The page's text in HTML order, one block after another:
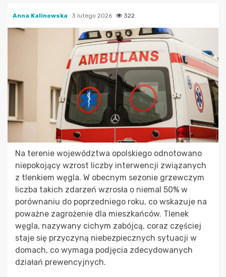
Anna Kalinowska 3 lutego 2026 322
Na terenie województwa opolskiego odnotowano
niepokojący wzrost liczby interwencji związanych
z tlenkiem węgla. W obecnym sezonie grzewczym
liczba takich zdarzeń wzrosła o niemal 50% w
porównaniu do poprzedniego roku, co wskazuje na
poważne zagrożenie dla mieszkańców. Tlenek
węgla, nazywany cichym zabójcą, coraz częściej
staje się przyczyną niebezpiecznych sytuacji w
domach, co wymaga podjęcia zdecydowanych
działań prewencyjnych.